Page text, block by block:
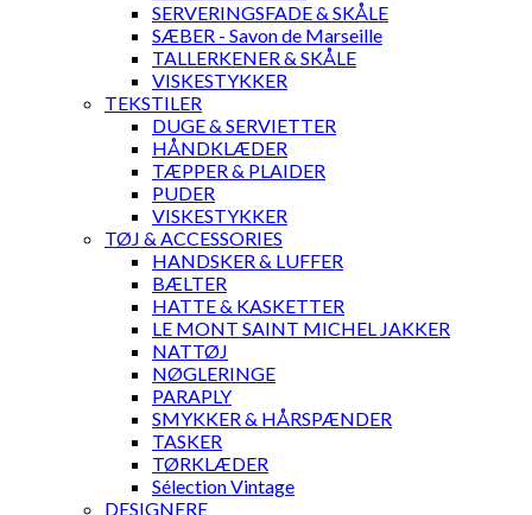
SERVERINGSFADE & SKÅLE
SÆBER - Savon de Marseille
TALLERKENER & SKÅLE
VISKESTYKKER
TEKSTILER
DUGE & SERVIETTER
HÅNDKLÆDER
TÆPPER & PLAIDER
PUDER
VISKESTYKKER
TØJ & ACCESSORIES
HANDSKER & LUFFER
BÆLTER
HATTE & KASKETTER
LE MONT SAINT MICHEL JAKKER
NATTØJ
NØGLERINGE
PARAPLY
SMYKKER & HÅRSPÆNDER
TASKER
TØRKLÆDER
Sélection Vintage
DESIGNERE